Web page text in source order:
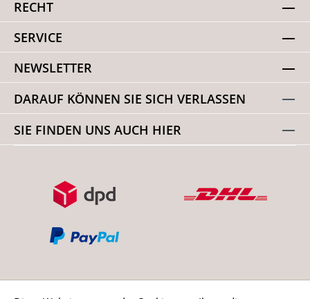
RECHT
SERVICE
NEWSLETTER
DARAUF KÖNNEN SIE SICH VERLASSEN
SIE FINDEN UNS AUCH HIER